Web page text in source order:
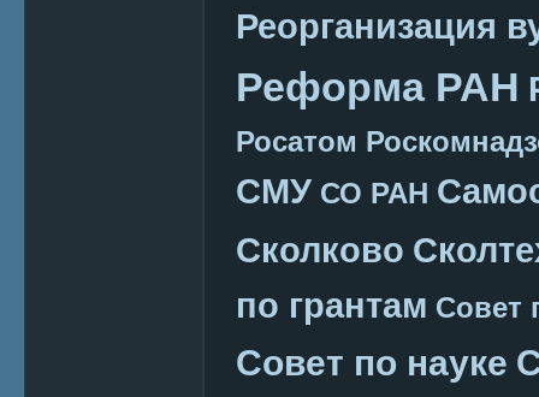
Реорганизация
Реформа РАН
Росатом
СМУ СО РАН
Сколково
по грантам Совет
Совет по науке